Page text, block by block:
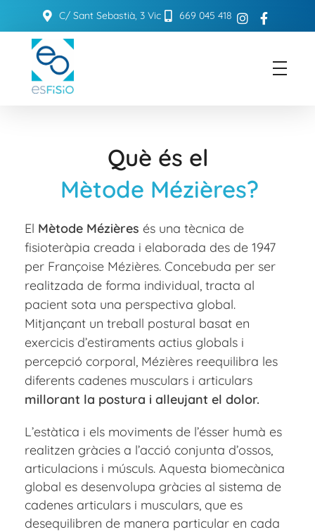
C/ Sant Sebastià, 3 Vic 669 045 418
Què és el
Mètode Mézières?
El Mètode Mézières és una tècnica de
fisioteràpia creada i elaborada des de 1947
per Françoise Mézières. Concebuda per ser
realitzada de forma individual, tracta al
pacient sota una perspectiva global.
Mitjançant un treball postural basat en
exercicis d’estiraments actius globals i
percepció corporal, Mézières reequilibra les
diferents cadenes musculars i articulars
millorant la postura i alleujant el dolor.
L’estàtica i els moviments de l’ésser humà es
realitzen gràcies a l’acció conjunta d’ossos,
articulacions i músculs. Aquesta biomecànica
global es desenvolupa gràcies al sistema de
cadenes articulars i musculars, que es
desequilibren de manera particular en cada